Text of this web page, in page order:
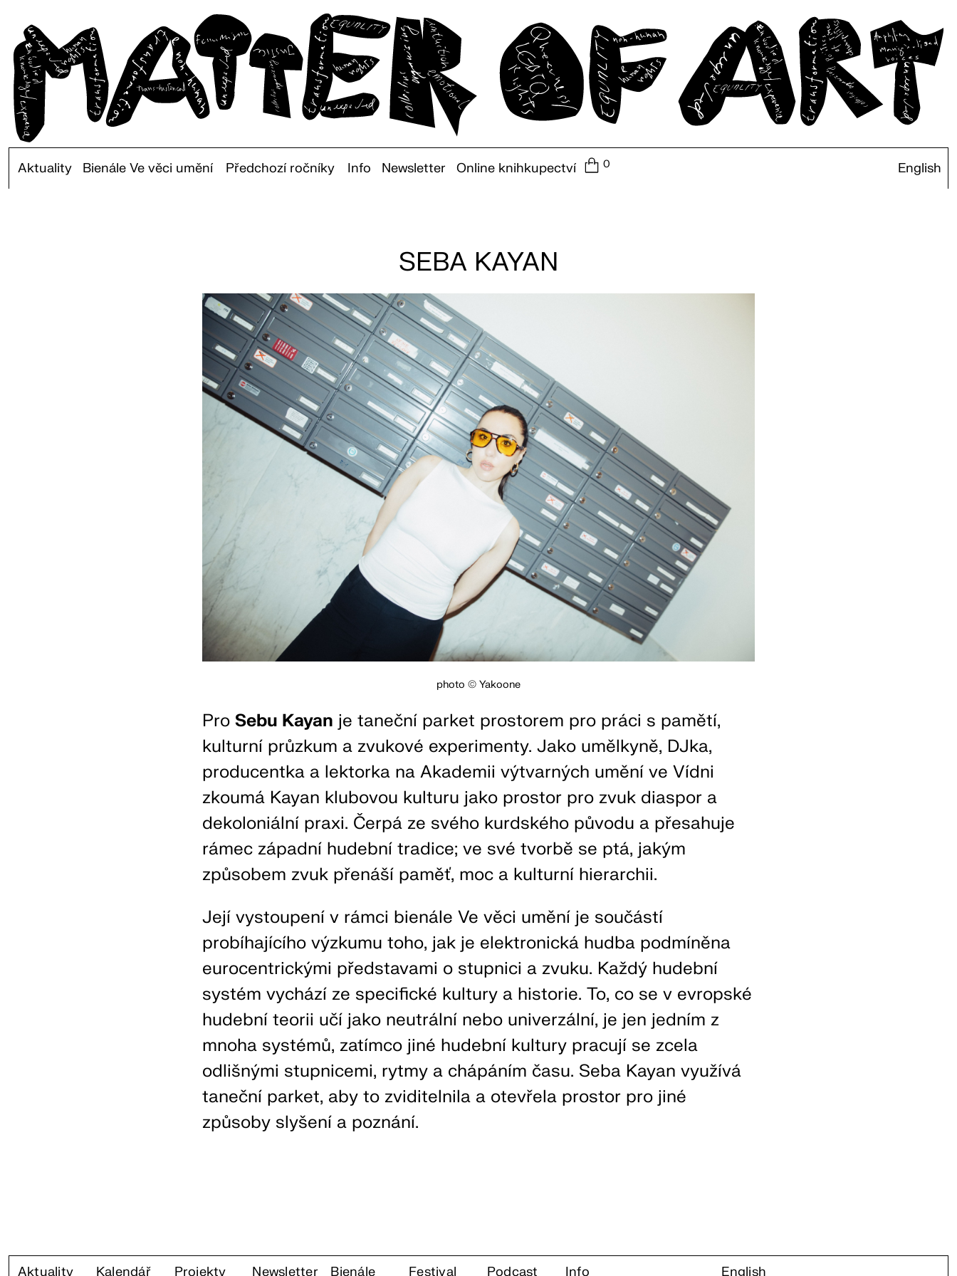
Aktuality Bienále Ve věci umění Předchozí ročníky Info Newsletter Online knihkupectví 0 English
SEBA KAYAN
photo © Yakoone
Pro Sebu Kayan je taneční parket prostorem pro práci s pamětí,
kulturní průzkum a zvukové experimenty. Jako umělkyně, DJka,
producentka a lektorka na Akademii výtvarných umění ve Vídni
zkoumá Kayan klubovou kulturu jako prostor pro zvuk diaspor a
dekoloniální praxi. Čerpá ze svého kurdského původu a přesahuje
rámec západní hudební tradice; ve své tvorbě se ptá, jakým
způsobem zvuk přenáší paměť, moc a kulturní hierarchii.
Její vystoupení v rámci bienále Ve věci umění je součástí
probíhajícího výzkumu toho, jak je elektronická hudba podmíněna
eurocentrickými představami o stupnici a zvuku. Každý hudební
systém vychází ze specifické kultury a historie. To, co se v evropské
hudební teorii učí jako neutrální nebo univerzální, je jen jedním z
mnoha systémů, zatímco jiné hudební kultury pracují se zcela
odlišnými stupnicemi, rytmy a chápáním času. Seba Kayan využívá
taneční parket, aby to zviditelnila a otevřela prostor pro jiné
způsoby slyšení a poznání.
Aktuality Kalendář Projekty Newsletter Bienále Festival Podcast Info English